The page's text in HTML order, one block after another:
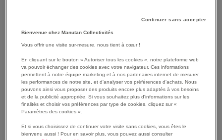
305,10 €
366,12 € TTC
AJOUTER
AUX
FAVORIS
VOIR
752,25 €
902,70 € TTC
AJOUTER
FAVORIS
4modèles VOIR
PROMO PROMO
Continuer sans accepter
Bienvenue chez Manutan Collectivités
Vous offrir une visite sur-mesure, nous tient à cœur !
En cliquant sur le bouton « Autoriser tous les cookies », notre plateforme web
va pouvoir échanger des cookies avec votre navigateur. Ces informations
permettent à notre équipe marketing et à nos partenaires internet de mesurer
les performances de notre site, et d'analyser vos préférences d'achats. Nous
pouvons ainsi vous proposer des produits encore plus adaptés à vos besoins
et de la publicité appropriée. Si vous souhaitez plus d'informations sur les
finalités et choisir vos préférences par type de cookies, cliquez sur «
Paramètres des cookies ».
Et si vous choisissez de continuer votre visite sans cookies, vous êtes le
bienvenu aussi ! Pour en savoir plus, vous pouvez aussi consulter